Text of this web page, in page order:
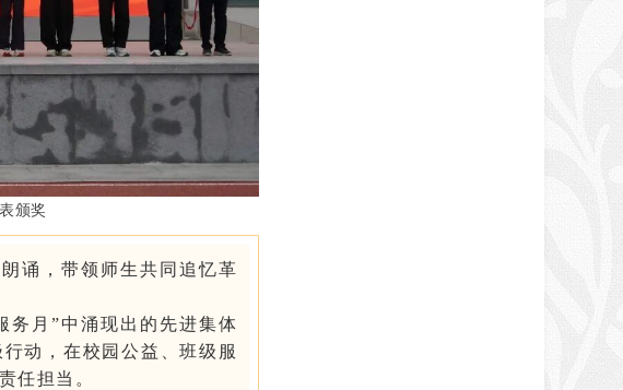
颁奖
诵，带领师生共同追忆革
务月”中涌现出的先进集体
动，在校园公益、班级服
任担当。